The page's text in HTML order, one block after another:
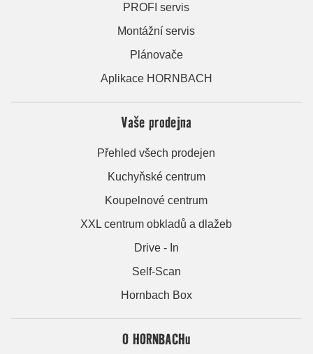
PROFI servis
Montážní servis
Plánovače
Aplikace HORNBACH
Vaše prodejna
Přehled všech prodejen
Kuchyňské centrum
Koupelnové centrum
XXL centrum obkladů a dlažeb
Drive - In
Self-Scan
Hornbach Box
O HORNBACHu